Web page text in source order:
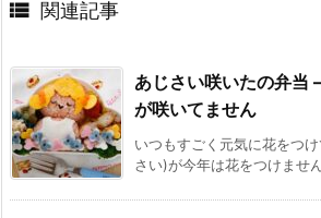
 関連記事
あじさい咲いたの弁当
が咲いてません
いつもすごく元気に花をつ
さい)が今年は花をつけませ